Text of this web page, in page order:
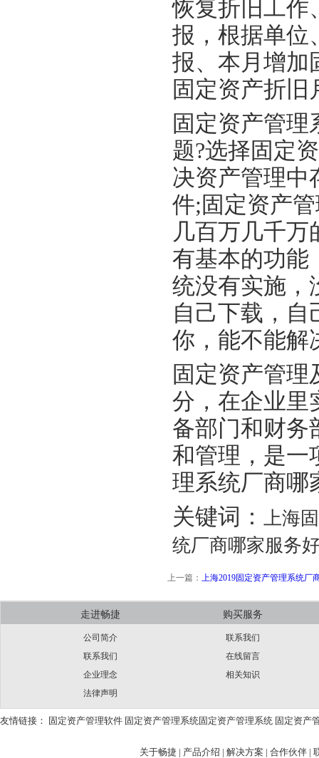
恢复折旧工作
报，根据单位
报、本月增加
固定资产折
固定资产管
题?选择固定
决资产管理
件;固定资产
几百万几千
有基本的功能
统没有实施，
自己下载，自
你，能不能解
固定资产管
分，在企业里
备部门和财务
和管理，是一
理系统厂商哪
关键词： 上海
统厂商哪家服务
上一篇： 上海2019固定资产管理系统厂
走进畅捷
公司简介
联系我们
企业理念
法律声明
购买服务
联系我们
在线留言
相关知识
友情链接： 固定资产管理软件 固定资产管理系统固定资产管理系统 固定资产
关于畅捷 | 产品介绍 | 解决方案 | 合作伙伴 |